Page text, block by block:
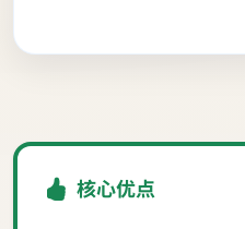
核心优点